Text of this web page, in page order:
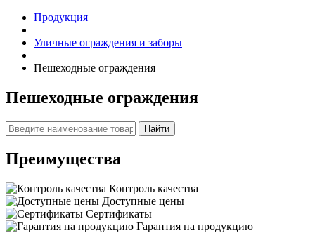
Продукция
Уличные ограждения и заборы
Пешеходные ограждения
Пешеходные ограждения
Найти
Преимущества
Контроль качества
Доступные цены
Сертификаты
Гарантия на продукцию